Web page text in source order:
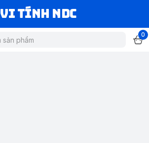
VI TÍNH NDC
0